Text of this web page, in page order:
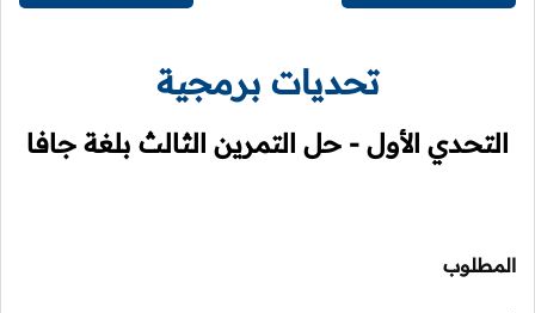
تحديات برمجية
التحدي الأول - حل التمرين الثالث بلغة جافا
المطلوب